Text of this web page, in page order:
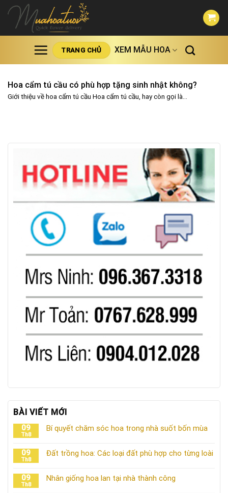
Skip
content
TRANG CHỦ XEM MẪU HOA
Hoa cẩm tú cầu có phù hợp tặng sinh nhật không?
Giới thiệu về hoa cẩm tú cầu Hoa cẩm tú cầu, hay còn gọi là...
BÀI VIẾT MỚI
09
Th8
Bí quyết chăm sóc hoa trong nhà suốt bốn mùa
09
Th8
Đất trồng hoa: Các loại đất phù hợp cho từng loài
09
Th8
Nhân giống hoa lan tại nhà thành công